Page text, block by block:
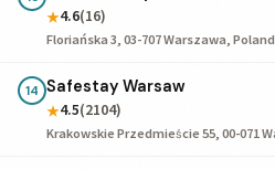
★4.6(16)
Floriańska 3, 03-707 Warszawa, Poland
14 Safestay Warsaw
★4.5(2104)
Krakowskie Przedmieście 55, 00-071